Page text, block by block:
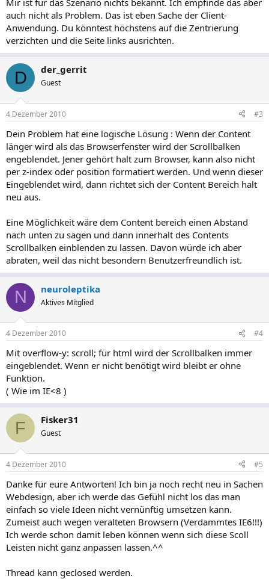
Mir ist für das Szenario nichts bekannt. Ich empfinde das aber
auch nicht als Problem. Das ist eben Sache der Client-
Anwendung. Du könntest höchstens auf die Zentrierung
verzichten und die Seite links ausrichten.
D der_gerrit
Guest
4 Dezember 2010 #3
Dein Problem hat eine logische Lösung : Wenn der Content
länger wird als das Browserfenster wird der Scrollbalken
engeblendet. Jener gehört halt zum Browser, kann also nicht
per z-index oder position formatiert werden. Und wenn dieser
Eingeblendet wird, dann richtet sich der Content Bereich halt
neu aus.
Eine Möglichkeit wäre dem Content bereich einen Abstand
nach unten zu sagen und dann innerhalt des Contents
Scrollbalken einblenden zu lassen. Davon würde ich aber
abraten, weil das nicht besondern Benutzerfreundlich ist.
N neuroleptika
Aktives Mitglied
4 Dezember 2010 #4
Mit overflow-y: scroll; für html wird der Scrollbalken immer
eingeblendet. Wenn er nicht benötigt wird bleibt er ohne
Funktion.
( Wie im IE<8 )
F Fisker31
Guest
4 Dezember 2010 #5
Danke für eure Antworten! Ich bin ja noch recht neu in Sachen
Webdesign, aber ich werde das Gefühl nicht los das man
einfach so viele Ideen nicht vernünftig umsetzen kann.
Zumeist auch wegen veralteten Browsern (Verdammtes IE6!!!)
Ich werde schon damit leben können wenn sich diese Scoll
Leisten nicht ganz anpassen lassen.^^
Thread kann geclosed werden.